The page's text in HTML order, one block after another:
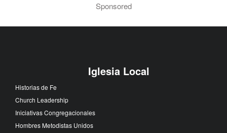
Sponsored
Iglesia Local
Historias de Fe
Church Leadership
Iniciativas Congregacionales
Hombres Metodistas Unidos